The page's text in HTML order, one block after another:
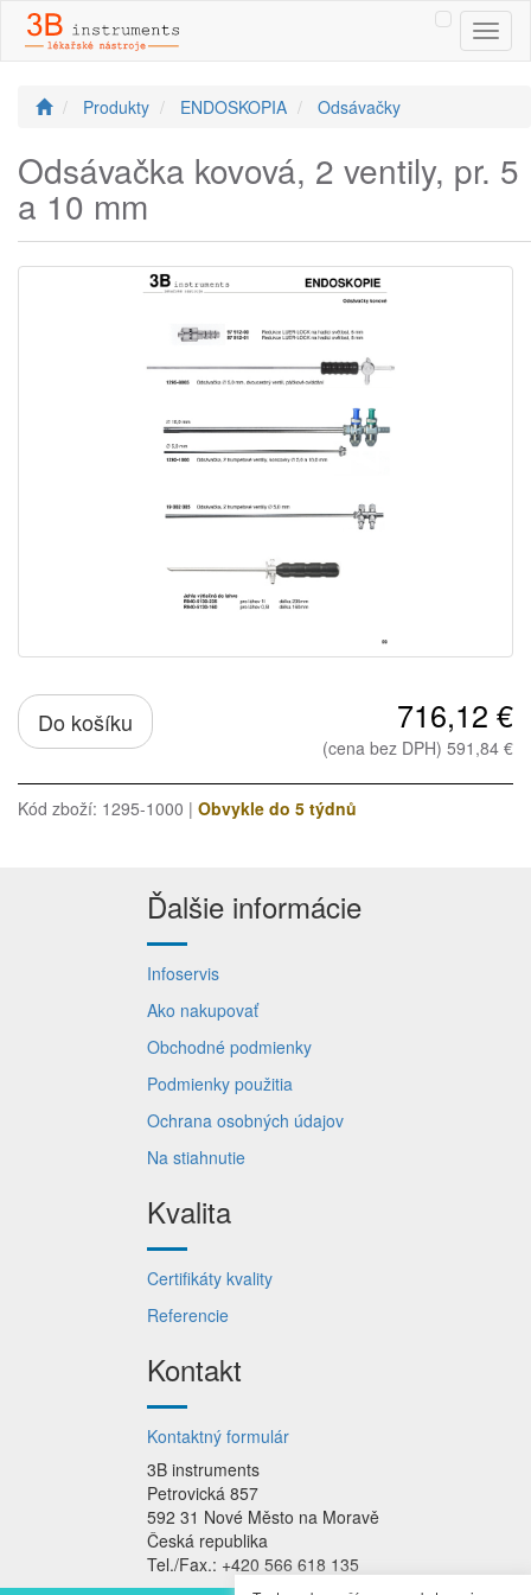
Produkty ENDOSKOPIA Odsávačky
Odsávačka kovová, 2 ventily, pr. 5
a 10 mm
Do košíku 716,12 €
(cena bez DPH) 591,84 €
Kód zboží: 1295-1000 | Obvykle do 5 týdnů
Ďalšie informácie
Infoservis
Ako nakupovať
Obchodné podmienky
Podmienky použitia
Ochrana osobných údajov
Na stiahnutie
Kvalita
Certifikáty kvality
Referencie
Kontakt
Kontaktný formulár
3B instruments
Petrovická 857
592 31 Nové Město na Moravě
Česká republika
Tel./Fax.: +420 566 618 135